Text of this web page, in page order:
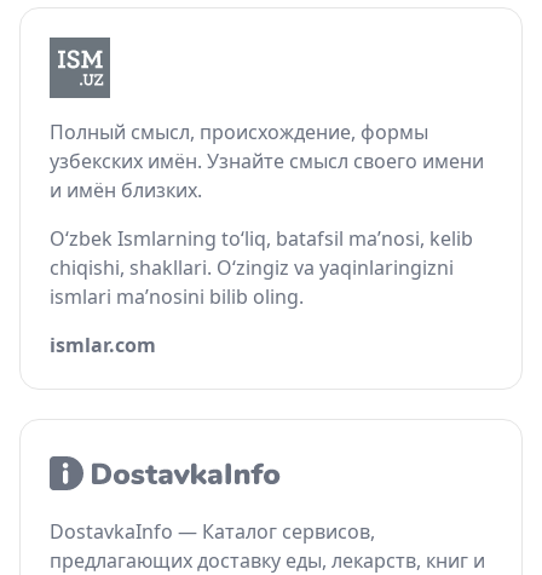
Полный смысл, происхождение, формы
узбекских имён. Узнайте смысл своего имени
и имён близких.
O‘zbek Ismlarning to‘liq, batafsil ma’nosi, kelib
chiqishi, shakllari. O‘zingiz va yaqinlaringizni
ismlari ma’nosini bilib oling.
ismlar.com
DostavkaInfo — Каталог сервисов,
предлагающих доставку еды, лекарств, книг и